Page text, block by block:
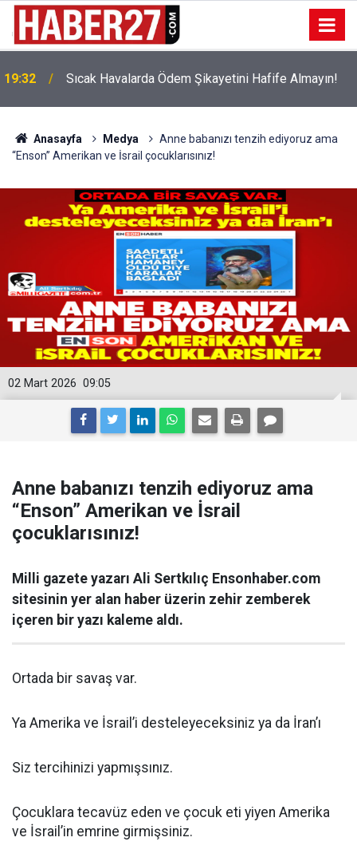
19:32 Sıcak Havalarda Ödem Şikayetini Hafife Almayın!
Anasayfa Medya
Anne babanızı tenzih ediyoruz ama
“Enson” Amerikan ve İsrail çocuklarısınız!
09:05
02 Mart 2026
Anne babanızı tenzih ediyoruz ama
“Enson” Amerikan ve İsrail
çocuklarısınız!
Milli gazete yazarı Ali Sertkılıç Ensonhaber.com
sitesinin yer alan haber üzerin zehir zemberek
içeren bir yazı kaleme aldı.
Ortada bir savaş var.
Ya Amerika ve İsrail’i desteleyeceksiniz ya da İran’ı
Siz tercihinizi yapmışsınız.
Çocuklara tecavüz eden ve çocuk eti yiyen Amerika
ve İsrail’in emrine girmişsiniz.